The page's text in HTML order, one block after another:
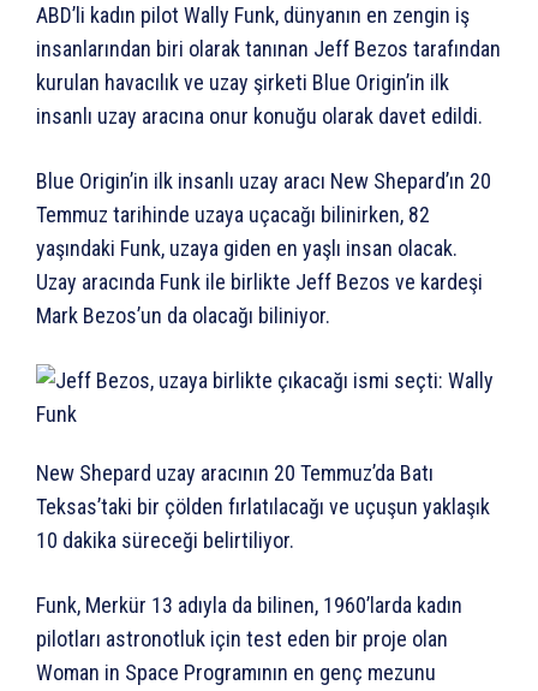
ABD’li kadın pilot Wally Funk, dünyanın en zengin iş
insanlarından biri olarak tanınan Jeff Bezos tarafından
kurulan havacılık ve uzay şirketi Blue Origin’in ilk
insanlı uzay aracına onur konuğu olarak davet edildi.
Blue Origin’in ilk insanlı uzay aracı New Shepard’ın 20
Temmuz tarihinde uzaya uçacağı bilinirken, 82
yaşındaki Funk, uzaya giden en yaşlı insan olacak.
Uzay aracında Funk ile birlikte Jeff Bezos ve kardeşi
Mark Bezos’un da olacağı biliniyor.
New Shepard uzay aracının 20 Temmuz’da Batı
Teksas’taki bir çölden fırlatılacağı ve uçuşun yaklaşık
10 dakika süreceği belirtiliyor.
Funk, Merkür 13 adıyla da bilinen, 1960’larda kadın
pilotları astronotluk için test eden bir proje olan
Woman in Space Programının en genç mezunu